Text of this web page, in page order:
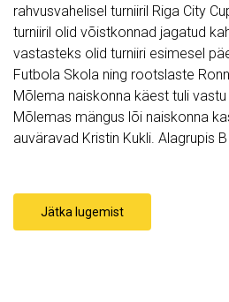
rahvusvahelisel turniiril Riga City
turniiril olid võistkonnad jagatud
vastasteks olid turniiri esimesel
Futbola Skola ning rootslaste
Mõlema naiskonna käest tuli
Mõlemas mängus lõi naiskonna
auväravad Kristin Kukli. Alagrupis B
Jätka lugemist